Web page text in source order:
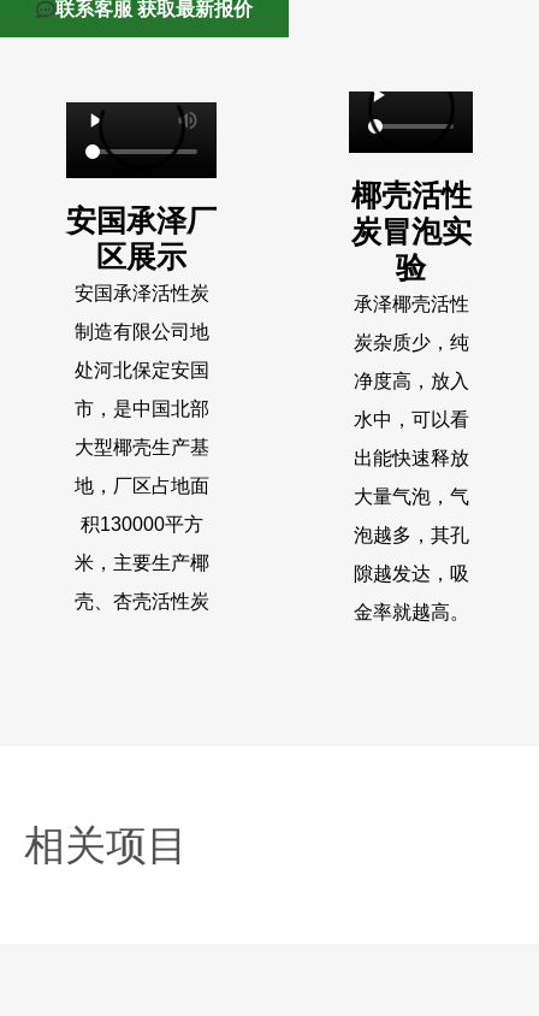
联系客服 获取最新报价
安国承泽厂
区展示
安国承泽活性炭
制造有限公司地
处河北保定安国
市，是中国北部
大型椰壳生产基
地，厂区占地面
积130000平方
米，主要生产椰
壳、杏壳活性炭
椰壳活性
炭冒泡实
验
承泽椰壳活性
炭杂质少，纯
净度高，放入
水中，可以看
出能快速释放
大量气泡，气
泡越多，其孔
隙越发达，吸
金率就越高。
相关项目